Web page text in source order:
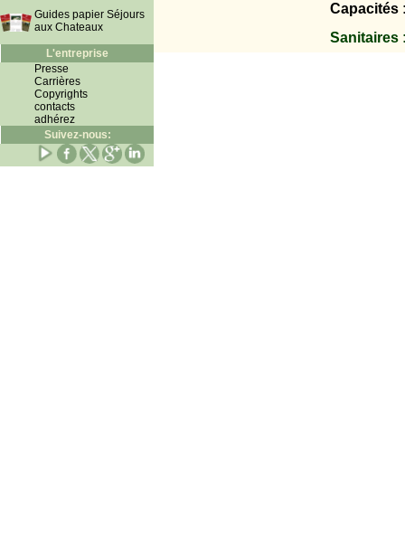
Guides papier Séjours
aux Chateaux
L'entreprise
Presse
Carrières
Copyrights
contacts
adhérez
Suivez-nous:
Capacités
Sanitaires